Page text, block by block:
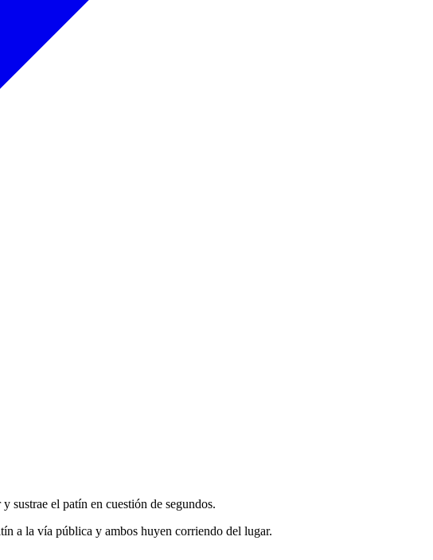
sustrae el patín en cuestión de segundos.
a la vía pública y ambos huyen corriendo del lugar.